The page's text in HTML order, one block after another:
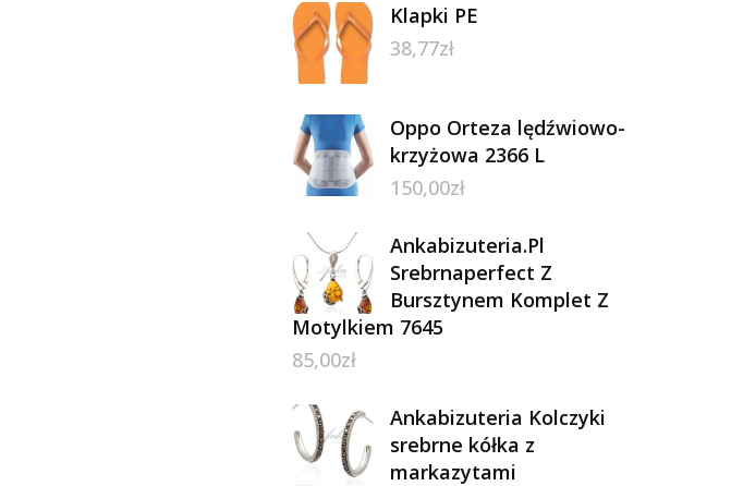
Klapki PE
38,77zł
Oppo Orteza lędźwiowo-
krzyżowa 2366 L
150,00zł
Ankabizuteria.Pl
Srebrnaperfect Z
Bursztynem Komplet Z
Motylkiem 7645
85,00zł
Ankabizuteria Kolczyki
srebrne kółka z
markazytami